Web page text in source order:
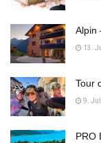
Alpin
13.
Tour
9.
PRO